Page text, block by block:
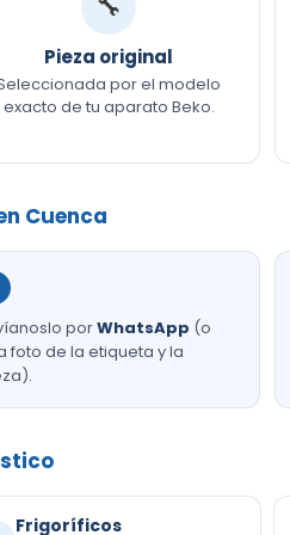
Pieza original
por el modelo
exacto de tu aparato Beko.
Cuenca
porWhatsApp (o
foto de la etiqueta y la
Frigoríficos